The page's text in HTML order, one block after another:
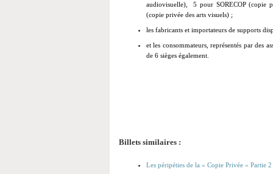
audiovisuelle),
5 pour SORECOP (copie
(copie privée des arts visuels) ;
les fabricants et importateurs de supports
et les consommateurs, représentés par des
de 6 sièges également.
Billets similaires :
Les péripéties de la « Copie Privée » Partie 2